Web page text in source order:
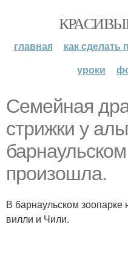
главная как сделать
уроки
Семейная
стрижки у
произошла.
В барнаульском зоопарке
вилли и Чили.